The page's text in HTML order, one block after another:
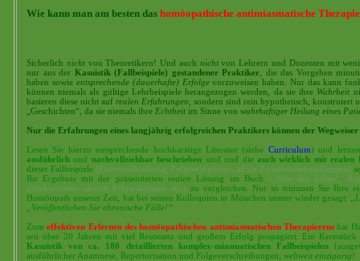
Wie kann man am besten das homöopathische antimiasmatische
Sicherlich nichtvon Theoretikern! Und auch nichtvon Lehrern und Dozenten mit
nur aus der Kasuistik (Fallbeispiele) gestandener Praktiker , die das Vorgehen
haben sowie entsprechende (dauerhafte) Erfolgevorzuweisen haben. Nur das kann
können niemals als gültige Lehrbeispiele herangezogen werden, da sie ihre Wahrheit
basieren diese nicht auf realen Erfahrungen , sondern sind rein hypothetisch,
„Geschichten“, da sie niemals ihre Echtheit im Sinne von wahrhaftiger Heilung eines
Nur die Erfahrungen eines langjährig erfolgreichen Praktikers können der
Lesen Sie hierzu entsprechende hochkarätige Literatur (siehe Curriculum) und
ausführlich und nachvollziehbar beschrieben sind und die auch wirklich mit realen
dieser Fallbeipiele (Erstverschreibung, Folgerezepturen, akute Zwischenbehandlungen)
Ihr Ergebnis mit der präsentierten realen Lösung im Buch
(„Idee des Falles“,
interkurrenten akuten Erkrankungen etc.) zu vergleichen. Nur so trimmen Sie Ihre
Homöopath unserer Zeit, hat bei seinen Kolloquien in München immer wieder gesagt:
„Veröffentlichen Sie chronische Fälle!“
Zumeffektiven Erlernen des homöopathischen antimiasmatischen Therapierens hat
seit über 20 Jahren mit viel Resonanz und großem Erfolg propagiert. Ein Kernstück
Kasuistik von ca. 180 detaillierten komplex-miasmatischen Fallbeispielen
ausführlicher Anamnese, Repertorisation und Folgeverschreibungen; weltweit einzigarig!